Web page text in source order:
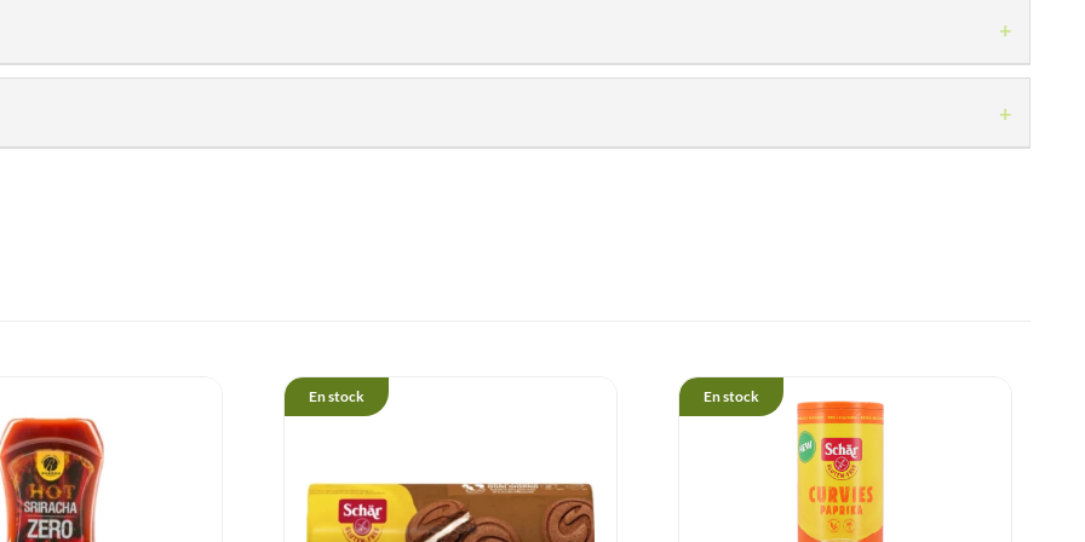
+
au bureau, à l’école ou en déplacement. Convient pour une pause gourmande et protéinée sans culpabilité.
+
En stock En stock